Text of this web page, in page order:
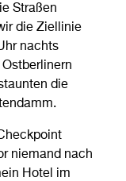
Straßen
die Ziellinie
nachts
die
niemand nach
Hotel im